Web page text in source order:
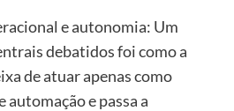
e autonomia: Um
debatidos foi como a
de atuar apenas como
automação e passa a